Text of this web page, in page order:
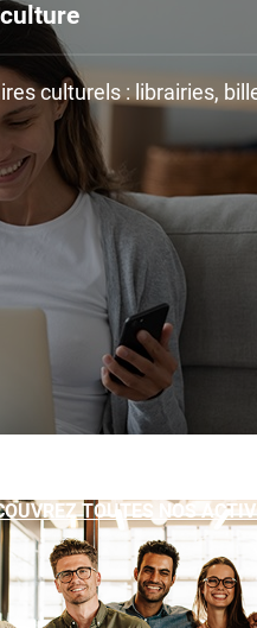
culturels : librairies,
TOUTES NOS